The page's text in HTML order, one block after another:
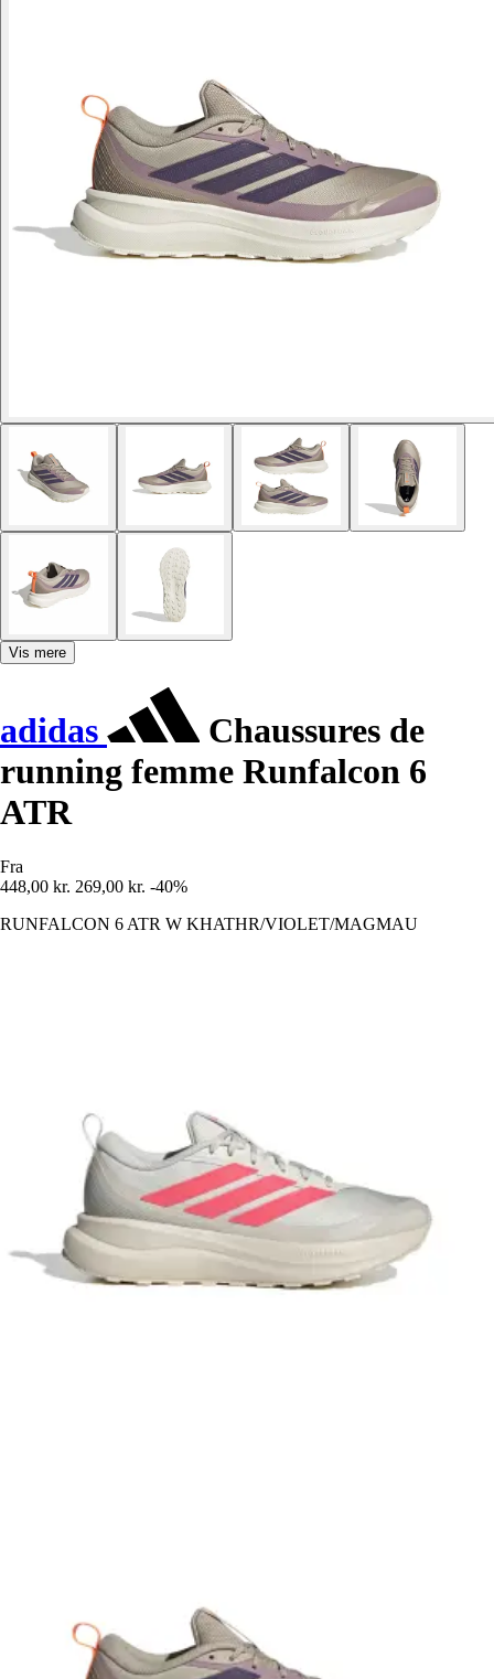
Vis mere
adidas
Chaussures de
running femme Runfalcon 6
ATR
Fra
448,00 kr. 269,00 kr. -40%
RUNFALCON 6 ATR W KHATHR/VIOLET/MAGMAU